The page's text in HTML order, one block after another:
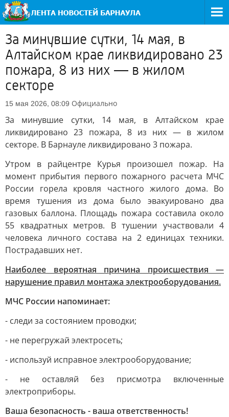
За минувшие сутки, 14 мая, в
Алтайском крае ликвидировано 23
пожара, 8 из них — в жилом
секторе
15 мая 2026, 08:09 Официально
За минувшие сутки, 14 мая, в Алтайском крае
ликвидировано 23 пожара, 8 из них — в жилом
секторе. В Барнауле ликвидировано 3 пожара.
Утром в райцентре Курья произошел пожар. На
момент прибытия первого пожарного расчета МЧС
России горела кровля частного жилого дома. Во
время тушения из дома было эвакуировано два
газовых баллона. Площадь пожара составила около
55 квадратных метров. В тушении участвовали 4
человека личного состава на 2 единицах техники.
Пострадавших нет.
Наиболее вероятная причина происшествия —
нарушение правил монтажа электрооборудования.
МЧС России напоминает:
- следи за состоянием проводки;
- не перегружай электросеть;
- используй исправное электрооборудование;
- не оставляй без присмотра включенные
электроприборы.
Ваша безопасность - ваша ответственность!